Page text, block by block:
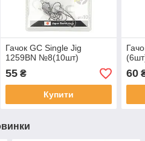
Гачок GC Single Jig
1259BN №8(10шт)
55₴
Купити
60